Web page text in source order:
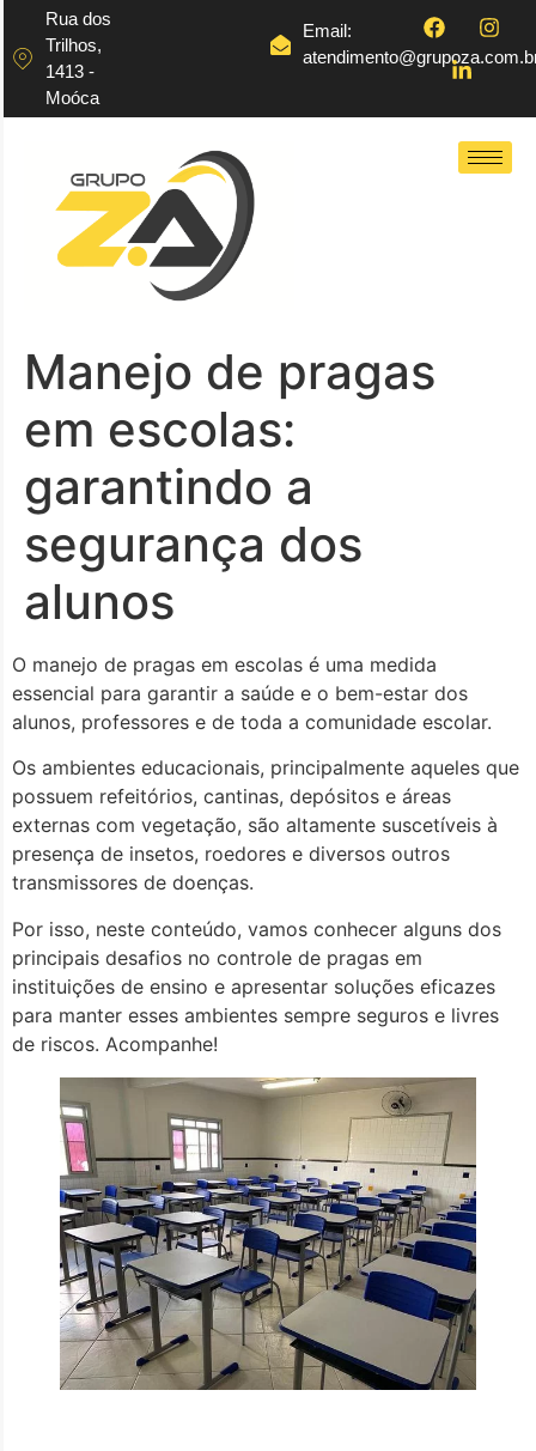
Rua dos
Trilhos,
1413 -
Moóca
Email:
Manejo de pragas
em escolas:
garantindo a
segurança dos
alunos
O manejo de pragas em escolas é uma medida
essencial para garantir a saúde e o bem-estar dos
alunos, professores e de toda a comunidade escolar.
Os ambientes educacionais, principalmente aqueles que
possuem refeitórios, cantinas, depósitos e áreas
externas com vegetação, são altamente suscetíveis à
presença de insetos, roedores e diversos outros
transmissores de doenças.
Por isso, neste conteúdo, vamos conhecer alguns dos
principais desafios no controle de pragas em
instituições de ensino e apresentar soluções eficazes
para manter esses ambientes sempre seguros e livres
de riscos. Acompanhe!